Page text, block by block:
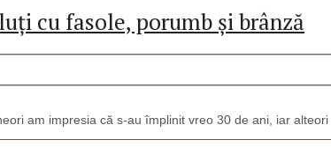
cu fasole, porumb și brânză
am impresia că s-au împlinit vreo 30 de ani, iar alteori